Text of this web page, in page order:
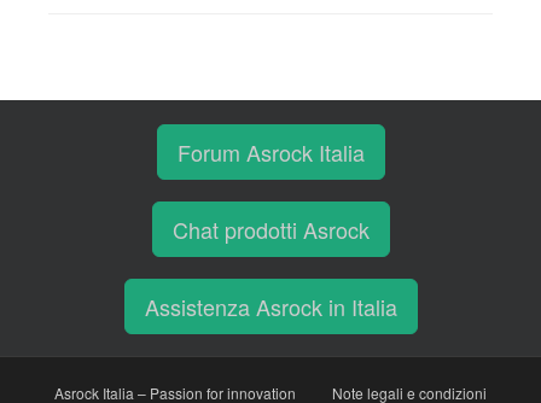
Forum Asrock Italia
Chat prodotti Asrock
Assistenza Asrock in Italia
Asrock Italia – Passion for innovation Note legali e condizioni